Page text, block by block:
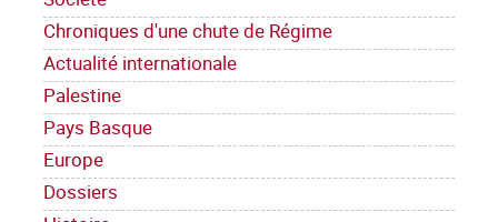
Chroniques d'une chute de Régime
Actualité internationale
Palestine
Pays Basque
Europe
Dossiers